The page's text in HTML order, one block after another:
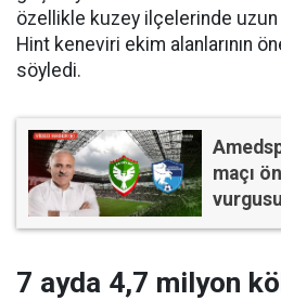
özellikle kuzey ilçelerinde uzun
Hint keneviri ekim alanlarının
söyledi.
maçı
vurgusu
7 ayda 4,7 milyon